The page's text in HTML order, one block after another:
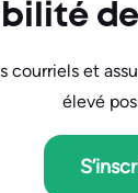
et
élevé